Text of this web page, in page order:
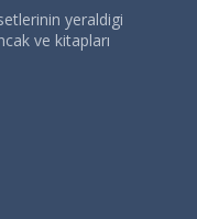
yeraldigi
ve kitapları